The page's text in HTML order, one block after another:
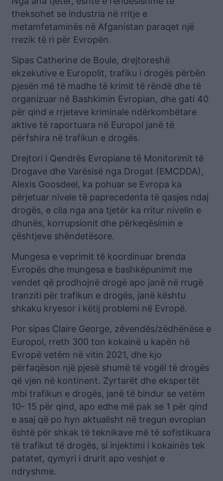
theksohet se industria në rritje e
metamfetaminës në Afganistan paraqet një
rrezik të ri për Evropën.
Sipas Catherine de Boule, drejtoreshë
ekzekutive e Europolit, trafiku i drogës përbën
pjesën më të madhe të krimit të rëndë dhe të
organizuar në Bashkimin Evropian, dhe gati 40
për qind e rrjeteve kriminale ndërkombëtare
aktive të raportuara në Europol janë të
përfshira në trafikun e drogës.
Drejtori i Qendrës Evropiane të Monitorimit të
Drogave dhe Varësisë nga Drogat (EMCDDA),
Alexis Goosdeel, ka pohuar se Evropa ka
përjetuar nivele të paprecedenta të qasjes ndaj
drogës, e cila nga ana tjetër ka rritur nivelin e
dhunës, korrupsionit dhe përkeqësimin e
çështjeve shëndetësore.
Mungesa e veprimit të koordinuar brenda
Evropës dhe mungesa e bashkëpunimit me
vendet që prodhojnë drogë apo janë në rrugë
tranziti për trafikun e drogës, janë kështu
shkaku kryesor i këtij problemi në Evropë.
Por sipas Claire George, zëvendës/zëdhënëse e
Europol, rreth 300 ton kokainë u kapën në
Evropë vetëm në vitin 2021, dhe kjo
përfaqëson një pjesë shumë të vogël të drogës
që vjen në kontinent. Zyrtarët dhe ekspertët
mbi trafikun e drogës, janë të bindur se vetëm
10- 15 për qind, apo edhe më pak se 1 për qind
e asaj që po hyn aktualisht në tregun evropian
është për shkak të teknikave më të sofistikuara
të trafikut të drogës, si injektimi i kokainës tek
patatet, qymyri i drurit apo veshjet e
ndryshme.